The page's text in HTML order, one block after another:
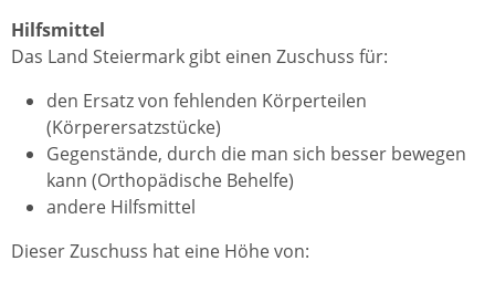
Hilfsmittel
Das Land Steiermark gibt einen Zuschuss für:
den Ersatz von fehlenden Körperteilen
(Körperersatzstücke)
Gegenstände, durch die man sich besser bewegen
kann (Orthopädische Behelfe)
andere Hilfsmittel
Dieser Zuschuss hat eine Höhe von: